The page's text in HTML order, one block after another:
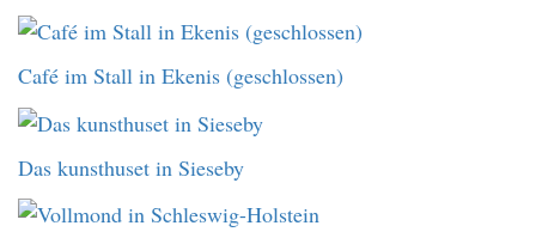
Café im Stall in Ekenis (geschlossen)
Das kunsthuset in Sieseby